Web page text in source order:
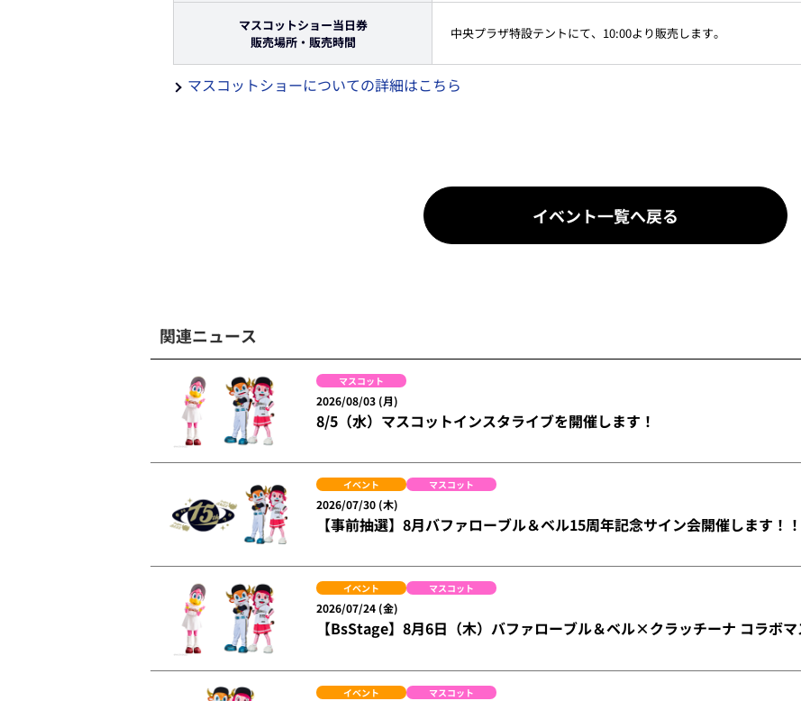
マスコットショー当日券
販売場所・販売時間
中央プラザ特設テントにて、10:00より販売します。
マスコットショーについての詳細はこちら
イベント一覧へ戻る
関連ニュース
マスコット
2026/08/03 (月)
8/5（水）マスコットインスタライブを開催します！
イベント マスコット
2026/07/30 (木)
【事前抽選】8月バファローブル＆ベル15周年記念サイン会開催します！！
イベント マスコット
2026/07/24 (金)
【BsStage】8月6日（木）バファローブル＆ベル×クラッチーナ コラボ
イベント マスコット